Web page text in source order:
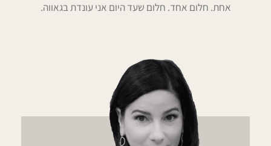
אחת. חלום אחד. חלום שעד היום אני עונדת בגאווה.